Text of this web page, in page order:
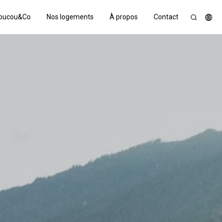
Nos logements À propos Contact